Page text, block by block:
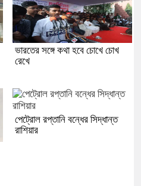
ভারতের সঙ্গে কথা হবে চোখে চোখ
রেখে
পেট্রোল রপ্তানি বন্ধের সিদ্ধান্ত
রাশিয়ার